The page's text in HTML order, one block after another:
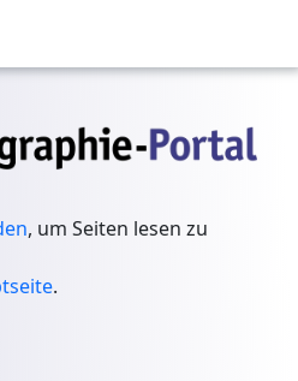
, um Seiten lesen zu
.